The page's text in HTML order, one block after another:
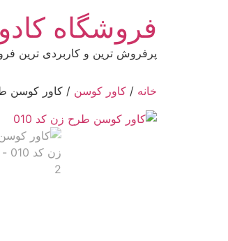
فروشگاه کادو
پرفروش ترین و کاربردی ترین
خانه / کاور کوسن / کاور کوسن